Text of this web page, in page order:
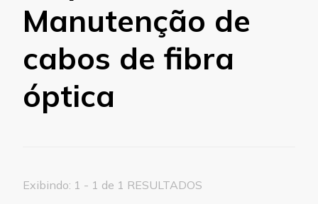
Manutenção de
cabos de fibra
óptica
Exibindo: 1 - 1 de 1 RESULTADOS